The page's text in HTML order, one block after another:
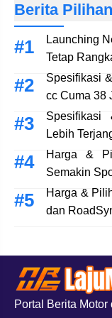
Berita Pilihan
Launching
Tetap
Spesifikasi
cc Cuma 38
Spesifikasi
Lebih
Harga &
Semakin
Harga &
dan
Portal Berita